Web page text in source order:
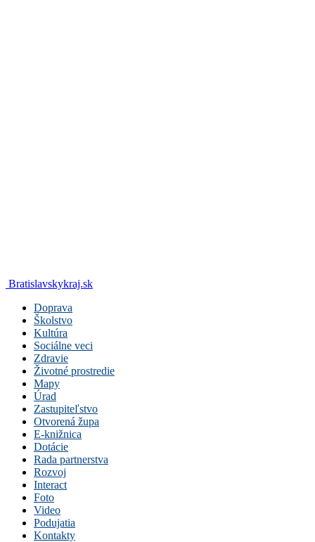
Bratislavskykraj.sk
Doprava
Školstvo
Kultúra
Sociálne veci
Zdravie
Životné prostredie
Mapy
Úrad
Zastupiteľstvo
Otvorená župa
E-knižnica
Dotácie
Rada partnerstva
Rozvoj
Interact
Foto
Video
Podujatia
Kontakty